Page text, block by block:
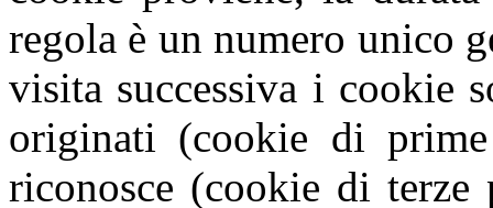
regola è un numero unico
visita successiva i cookie
originati (cookie di
riconosce (cookie di